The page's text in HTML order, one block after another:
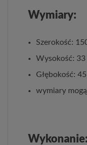
Wymiary:
Szerokość:
Wysokość: 33
Głębokość:
wymiary
Wykonanie: